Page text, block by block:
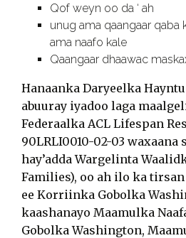
Qof weyn oo da ‘ ah
unug ama qaangaar qaba
ama naafo kale
Qaangaar dhaawac
Hanaanka Daryeelka
abuuray iyadoo laga
Federaalka ACL Lifespan
90LRLI0010-02-03 waxaana
hay’adda Wargelinta
Families), oo ah ilo ka tirsan
ee Korriinka Gobolka
kaashanayo Maamulka
Gobolka Washington,